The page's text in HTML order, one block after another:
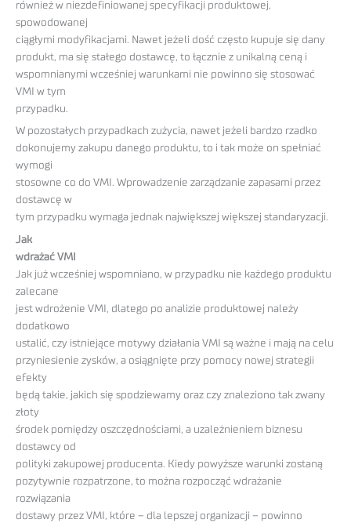
również w niezdefiniowanej specyfikacji produktowej,
spowodowanej
ciągłymi modyfikacjami. Nawet jeżeli dość często kupuje się dany
produkt, ma się stałego dostawcę, to łącznie z unikalną ceną i
wspomnianymi wcześniej warunkami nie powinno się stosować
VMI w tym
przypadku.
W pozostałych przypadkach zużycia, nawet jeżeli bardzo rzadko
dokonujemy zakupu danego produktu, to i tak może on spełniać
wymogi
stosowne co do VMI. Wprowadzenie zarządzanie zapasami przez
dostawcę w
tym przypadku wymaga jednak największej większej standaryzacji.
Jak
wdrażać VMI
Jak już wcześniej wspomniano, w przypadku nie każdego produktu
zalecane
jest wdrożenie VMI, dlatego po analizie produktowej należy
dodatkowo
ustalić, czy istniejące motywy działania VMI są ważne i mają na celu
przyniesienie zysków, a osiągnięte przy pomocy nowej strategii
efekty
będą takie, jakich się spodziewamy oraz czy znaleziono tak zwany
złoty
środek pomiędzy oszczędnościami, a uzależnieniem biznesu
dostawcy od
polityki zakupowej producenta. Kiedy powyższe warunki zostaną
pozytywnie rozpatrzone, to można rozpocząć wdrażanie
rozwiązania
dostawy przez VMI, które – dla lepszej organizacji – powinno